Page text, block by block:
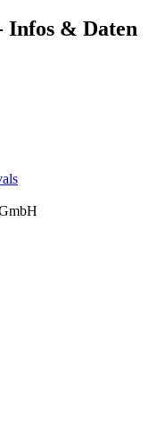
Infos & Daten